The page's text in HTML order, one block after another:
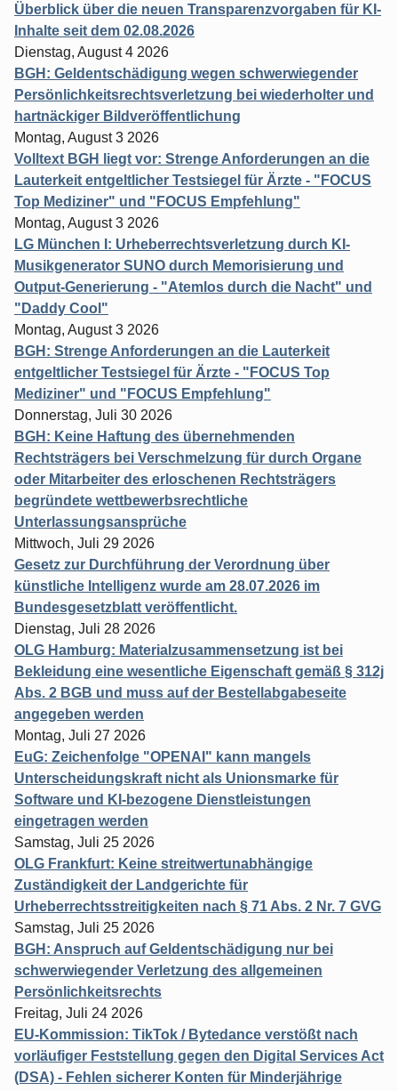
Überblick über die neuen Transparenzvorgaben für KI-
Inhalte seit dem 02.08.2026
Dienstag, August 4 2026
BGH: Geldentschädigung wegen schwerwiegender
Persönlichkeitsrechtsverletzung bei wiederholter und
hartnäckiger Bildveröffentlichung
Montag, August 3 2026
Volltext BGH liegt vor: Strenge Anforderungen an die
Lauterkeit entgeltlicher Testsiegel für Ärzte - "FOCUS
Top Mediziner" und "FOCUS Empfehlung"
Montag, August 3 2026
LG München I: Urheberrechtsverletzung durch KI-
Musikgenerator SUNO durch Memorisierung und
Output-Generierung - "Atemlos durch die Nacht" und
"Daddy Cool"
Montag, August 3 2026
BGH: Strenge Anforderungen an die Lauterkeit
entgeltlicher Testsiegel für Ärzte - "FOCUS Top
Mediziner" und "FOCUS Empfehlung"
Donnerstag, Juli 30 2026
BGH: Keine Haftung des übernehmenden
Rechtsträgers bei Verschmelzung für durch Organe
oder Mitarbeiter des erloschenen Rechtsträgers
begründete wettbewerbsrechtliche
Unterlassungsansprüche
Mittwoch, Juli 29 2026
Gesetz zur Durchführung der Verordnung über
künstliche Intelligenz wurde am 28.07.2026 im
Bundesgesetzblatt veröffentlicht.
Dienstag, Juli 28 2026
OLG Hamburg: Materialzusammensetzung ist bei
Bekleidung eine wesentliche Eigenschaft gemäß § 312j
Abs. 2 BGB und muss auf der Bestellabgabeseite
angegeben werden
Montag, Juli 27 2026
EuG: Zeichenfolge "OPENAI" kann mangels
Unterscheidungskraft nicht als Unionsmarke für
Software und KI-bezogene Dienstleistungen
eingetragen werden
Samstag, Juli 25 2026
OLG Frankfurt: Keine streitwertunabhängige
Zuständigkeit der Landgerichte für
Urheberrechtsstreitigkeiten nach § 71 Abs. 2 Nr. 7 GVG
Samstag, Juli 25 2026
BGH: Anspruch auf Geldentschädigung nur bei
schwerwiegender Verletzung des allgemeinen
Persönlichkeitsrechts
Freitag, Juli 24 2026
EU-Kommission: TikTok / Bytedance verstößt nach
vorläufiger Feststellung gegen den Digital Services Act
(DSA) - Fehlen sicherer Konten für Minderjährige